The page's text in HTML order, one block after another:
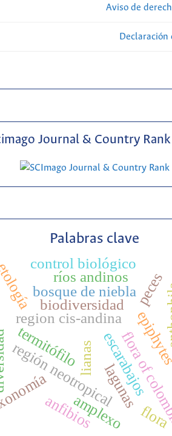
Aviso de
Journal & Country Rank
Palabras clave
lianas flora of
region cis-andina
región neotropicalescarabajos
termitófilo
biodiversidad
amplexo
anfibios
bosque de nieblapeces
ríos andinos
lagunas
control biológico
flora